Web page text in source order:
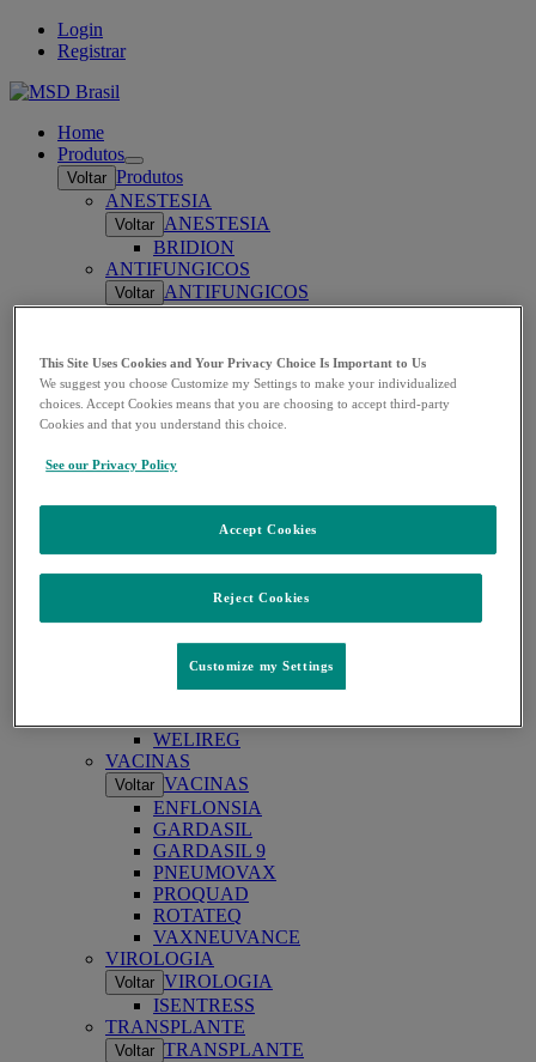
Login
Registrar
Home
Produtos
Open
submenu
Voltar Produtos
ANESTESIA
Voltar ANESTESIA
BRIDION
ANTIFUNGICOS
Voltar ANTIFUNGICOS
NOXAFIL
Voltar ANTIBIÓTICOS
INVANZ
RECARBRIO
ZERBAXA
Voltar DIABETES
JANUVIA
DOENÇAS RESPIRATÓRIAS
WINREVAIR
ONCOLOGIA
ONCOLOGIA
KEYTRUDA
KEYTRUDA SC
WELIREG
VACINAS
Voltar VACINAS
ENFLONSIA
GARDASIL
GARDASIL 9
PNEUMOVAX
PROQUAD
ROTATEQ
VAXNEUVANCE
VIROLOGIA
Voltar VIROLOGIA
ISENTRESS
TRANSPLANTE
Voltar TRANSPLANTE
This Site Uses Cookies and Your Privacy Choice Is Important to Us
We suggest you choose Customize my Settings to make your individualized
choices. Accept Cookies means that you are choosing to accept third-party
Cookies and that you understand this choice.
See our Privacy Policy
Reject Cookies
Accept Cookies
Customize my Settings